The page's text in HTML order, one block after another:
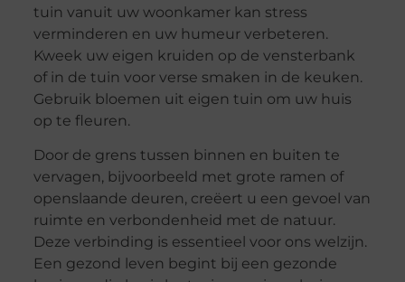
tuin vanuit uw woonkamer kan stress
verminderen en uw humeur verbeteren.
Kweek uw eigen kruiden op de vensterbank
of in de tuin voor verse smaken in de keuken.
Gebruik bloemen uit eigen tuin om uw huis
op te fleuren.
Door de grens tussen binnen en buiten te
vervagen, bijvoorbeeld met grote ramen of
openslaande deuren, creëert u een gevoel van
ruimte en verbondenheid met de natuur.
Deze verbinding is essentieel voor ons welzijn.
Een gezond leven begint bij een gezonde